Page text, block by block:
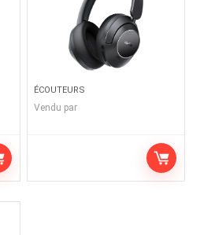
ÉCOUTEURS
Vendu par